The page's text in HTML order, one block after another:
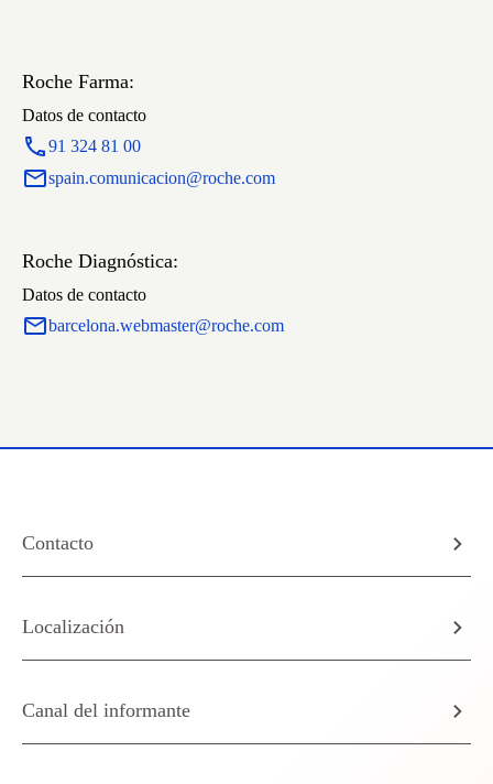
Roche Farma:
Datos de contacto
91 324 81 00
spain.comunicacion@roche.com
Roche Diagnóstica:
Datos de contacto
barcelona.webmaster@roche.com
Contacto
Localización
Canal del informante